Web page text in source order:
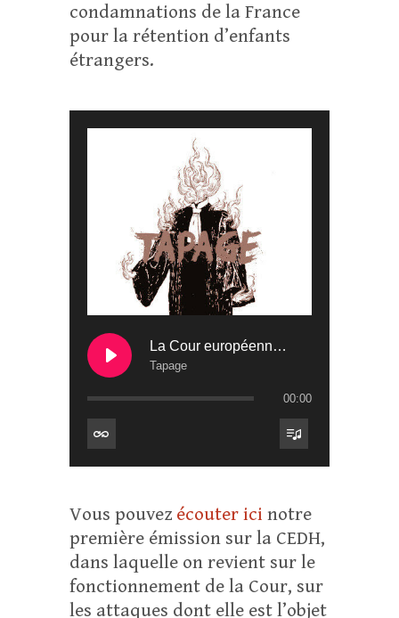
condamnations de la France
pour la rétention d’enfants
étrangers.
La Cour européenne des droits de l’homme (2)
Tapage
00:00
Vous pouvez écouter ici notre
première émission sur la CEDH,
dans laquelle on revient sur le
fonctionnement de la Cour, sur
les attaques dont elle est l’objet